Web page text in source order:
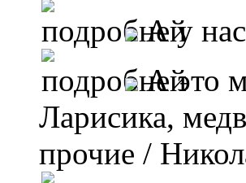
А у
А это
Ларисика,
прочие /